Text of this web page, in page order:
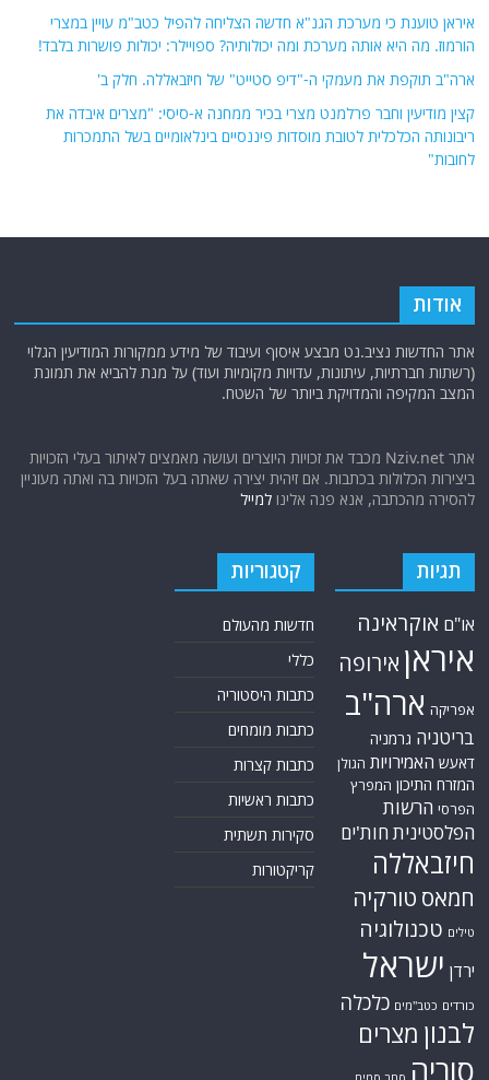
איראן טוענת כי מערכת הגנ"א חדשה הצליחה להפיל כטב"מ עויין במצרי
הורמוז. מה היא אותה מערכת ומה יכולותיה? ספויילר: יכולות פושרות בלבד!
ארה"ב תוקפת את מעמקי ה-"דיפ סטייט" של חיזבאללה. חלק ב'
קצין מודיעין וחבר פרלמנט מצרי בכיר ממחנה א-סיסי: "מצרים איבדה את
ריבונותה הכלכלית לטובת מוסדות פיננסיים בינלאומיים בשל התמכרות
לחובות"
אודות
אתר החדשות נציב.נט מבצע איסוף ועיבוד של מידע ממקורות המודיעין הגלוי
(רשתות חברתיות, עיתונות, עדויות מקומיות ועוד) על מנת להביא את תמונת
המצב המקיפה והמדויקת ביותר של השטח.
אתר Nziv.net מכבד את זכויות היוצרים ועושה מאמצים לאיתור בעלי הזכויות
ביצירות הכלולות בכתבות. אם זיהית יצירה שאתה בעל הזכויות בה ואתה מעוניין
להסירה מהכתבה, אנא פנה אלינולמייל
תגיות
או"ם אוקראינה
איראן אירופה
אפריקה ארה"ב
בריטניה גרמניה
דאעש האמירויות הגולן
המזרח התיכון המפרץ
הפרסי הרשות
הפלסטיניתחות'ים
חיזבאללה
חמאס טורקיה
טילים טכנולוגיה
ירדן ישראל
כורדים כטב"מים כלכלה
לבנון מצרים
סוריה
קטגוריות
חדשות מהעולם
כללי
כתבות היסטוריה
כתבות מומחים
כתבות קצרות
כתבות ראשיות
סקירות תשתית
קריקטורות